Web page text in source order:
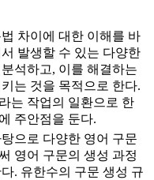
차이에 대한 이해를 바
발생할 수 있는 다양한
석하고, 이를 해결하는
는 것을 목적으로 한다.
는 작업의 일환으로 한
주안점을 둔다.
으로 다양한 영어 구문
영어 구문의 생성 과정
. 유한수의 구문 생성 규